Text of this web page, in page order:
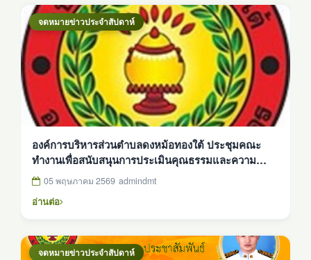
จดหมายข่าวประจำสัปดาห์
องค์การบริหารส่วนตำบลดงหม้อทองใต้ ประชุมคณะ
ทำงานเพื่อสนับสนุนการประเมินคุณธรรมและความ
โปร่งใสในการดำเนินงานของหน่วยงานภาครัฐ (ITA)
และพัฒนาระบบการดำเนินงานประจำปีงบประมาณ
พ.ศ. 2569
05 พฤษภาคม 2569 admindmt
อ่านต่อ
จดหมายข่าวประจำสัปดาห์